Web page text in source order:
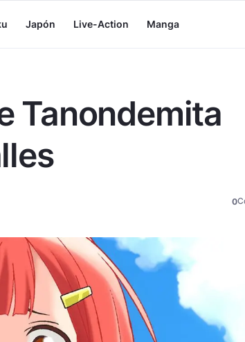
Japón Live-Action Manga
Tanondemita
0